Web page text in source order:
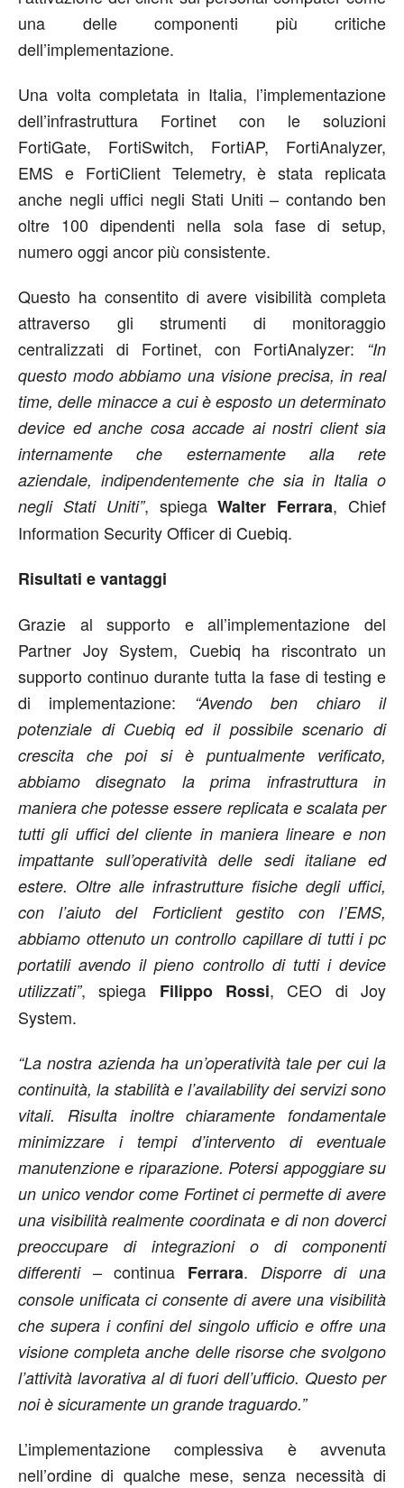
una delle componenti più critiche
dell’implementazione.
Una volta completata in Italia, l’implementazione
dell’infrastruttura Fortinet con le soluzioni
FortiGate, FortiSwitch, FortiAP, FortiAnalyzer,
EMS e FortiClient Telemetry, è stata replicata
anche negli uffici negli Stati Uniti – contando ben
oltre 100 dipendenti nella sola fase di setup,
numero oggi ancor più consistente.
Questo ha consentito di avere visibilità completa
attraverso gli strumenti di monitoraggio
centralizzati di Fortinet, con FortiAnalyzer: “In
questo modo abbiamo una visione precisa, in real
time, delle minacce a cui è esposto un determinato
device ed anche cosa accade ai nostri client sia
internamente che esternamente alla rete
aziendale, indipendentemente che sia in Italia o
negli Stati Uniti”, spiegaWalter Ferrara, Chief
Information Security Officer di Cuebiq.
Risultati e vantaggi
Grazie al supporto e all’implementazione del
Partner Joy System, Cuebiq ha riscontrato un
supporto continuo durante tutta la fase di testing e
di implementazione: “Avendo ben chiaro il
potenziale di Cuebiq ed il possibile scenario di
crescita che poi si è puntualmente verificato,
abbiamo disegnato la prima infrastruttura in
maniera che potesse essere replicata e scalata per
tutti gli uffici del cliente in maniera lineare e non
impattante sull’operatività delle sedi italiane ed
estere. Oltre alle infrastrutture fisiche degli uffici,
con l’aiuto del Forticlient gestito con l’EMS,
abbiamo ottenuto un controllo capillare di tutti i pc
portatili avendo il pieno controllo di tutti i device
utilizzati”, spiega Filippo Rossi, CEO di Joy
System.
“La nostra azienda ha un’operatività tale per cui la
continuità, la stabilità e l’availability dei servizi sono
vitali. Risulta inoltre chiaramente fondamentale
minimizzare i tempi d’intervento di eventuale
manutenzione e riparazione. Potersi appoggiare su
un unico vendor come Fortinet ci permette di avere
una visibilità realmente coordinata e di non doverci
preoccupare di integrazioni o di componenti
differenti– continua Ferrara. Disporre di una
console unificata ci consente di avere una visibilità
che supera i confini del singolo ufficio e offre una
visione completa anche delle risorse che svolgono
l’attività lavorativa al di fuori dell’ufficio. Questo per
noi è sicuramente un grande traguardo.”
L’implementazione complessiva è avvenuta
nell’ordine di qualche mese, senza necessità di